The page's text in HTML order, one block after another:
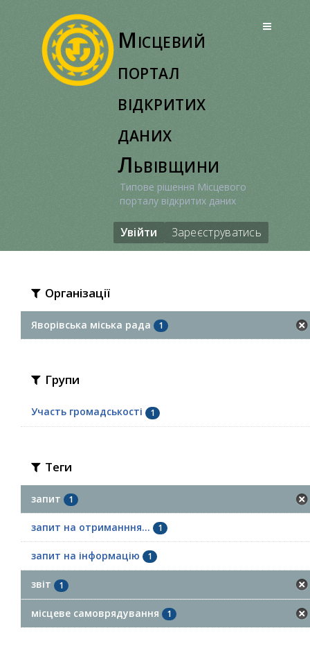
Місцевий
портал
відкритих
даних
Львівщини
Типове рішення Місцевого
порталу відкритих даних
Увійти Зареєструватись
Організації
Яворівська міська рада 1
Групи
Участь громадськості 1
Теги
запит 1
запит на отриманння... 1
запит на інформацію 1
звіт 1
місцеве самоврядування 1